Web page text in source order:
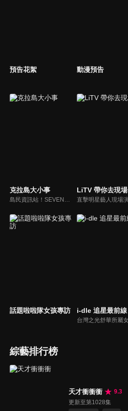
預告花絮 動漫預告
克拉島大小事
島民資訊站！SEVENTEEN近期資訊報你知
LiTV 帶你去現場
話題啦啦隊女孩專訪 i-dle 追星最前線
綜藝排行榜
天才衝衝衝
9.3
更新至第1028集